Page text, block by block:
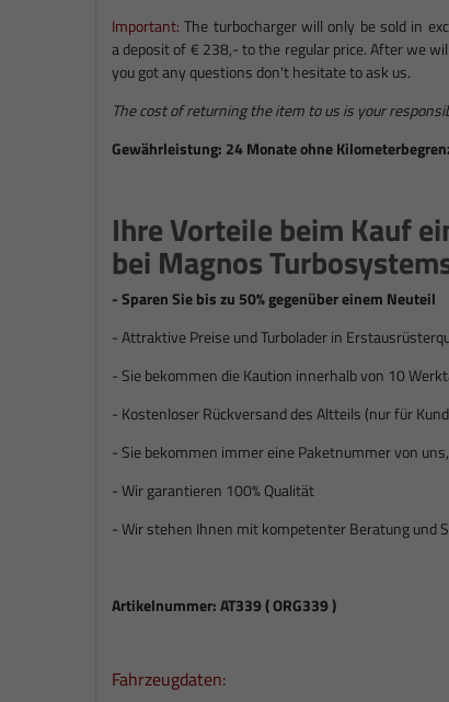
Important: The turbocharger will only be sold in
a deposit of € 238,- to the regular price. After we
you got any questions don't hesitate to ask us.
The cost of returning the item to us is your
Gewährleistung: 24 Monate ohne
Ihre Vorteile beim Kauf
bei Magnos
- Sparen Sie bis zu 50% gegenüber einem Neuteil
- Attraktive Preise und Turbolader in
- Sie bekommen die Kaution innerhalb von 10
- Kostenloser Rückversand des Altteils (nur für
- Sie bekommen immer eine Paketnummer von
- Wir garantieren 100% Qualität
- Wir stehen Ihnen mit kompetenter Beratung und
Artikelnummer: AT339 ( ORG339 )
Fahrzeugdaten: